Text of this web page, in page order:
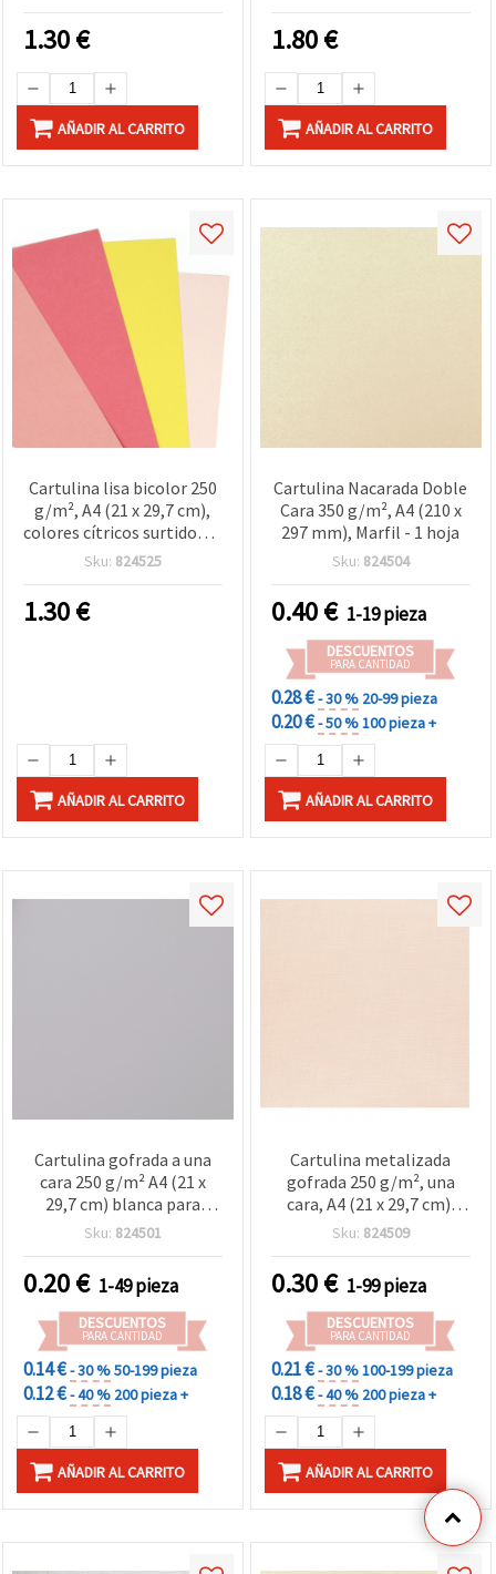
1.30€
AÑADIR AL CARRITO
surtidos, pack de 6 uds
1.80€
AÑADIR AL CARRITO
Cartulina lisa bicolor 250
g/m², A4 (21 x 29,7 cm),
colores cítricos surtidos, 6
tonos, 8 hojas
Sku: 824525
1.30€
AÑADIR AL CARRITO
Cartulina Nacarada Doble
Cara 350 g/m², A4 (210 x
297 mm), Marfil - 1 hoja
Sku: 824504
0.40€ 1-19 pieza
DESCUENTOS
PARA CANTIDAD
0.28 €- 30 % 20-99 pieza
0.20 €- 50 %100 pieza +
AÑADIR AL CARRITO
Cartulina gofrada a una
cara 250 g/m² A4 (21 x
29,7 cm) blanca para
manualidades – 1 hoja
Sku: 824501
0.20€ 1-49 pieza
DESCUENTOS
PARA CANTIDAD
0.14 €- 30 %50-199 pieza
0.12 €- 40 % 200 pieza +
AÑADIR AL CARRITO
Cartulina metalizada
gofrada 250 g/m², una
cara, A4 (21 x 29,7 cm),
color oro rosa - 1 hoja
Sku: 824509
0.30€ 1-99 pieza
DESCUENTOS
PARA CANTIDAD
0.21 €- 30 %100-199 pieza
0.18 €- 40 % 200 pieza +
AÑADIR AL CARRITO